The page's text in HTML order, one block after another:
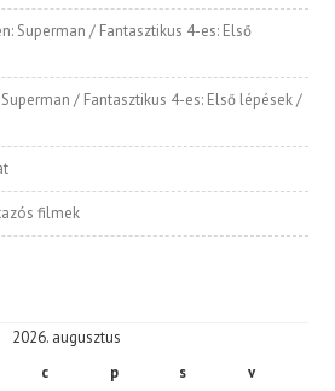
Superman / Fantasztikus 4-es: Első
Superman / Fantasztikus 4-es: Első lépések /
filmek
2026. augusztus
c p s v